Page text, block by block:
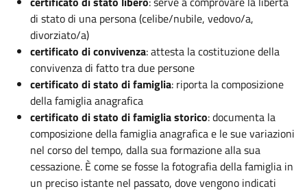
di stato di una persona (celibe/nubile, vedovo/a,
divorziato/a)
certificato di convivenza: attesta la costituzione della
convivenza di fatto tra due persone
certificato di stato di famiglia: riporta la composizione
della famiglia anagrafica
certificato di stato di famiglia storico: documenta la
composizione della famiglia anagrafica e le sue variazioni
nel corso del tempo, dalla sua formazione alla sua
cessazione. È come se fosse la fotografia della famiglia in
un preciso istante nel passato, dove vengono indicati